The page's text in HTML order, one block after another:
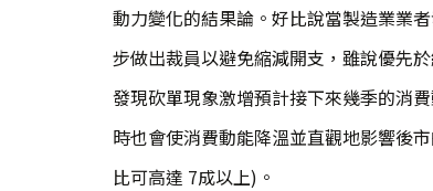
動力變化的結果論。好比說當製造業業
步做出裁員以避免縮減開支，雖說優先
發現砍單現象激增預計接下來幾季的消
時也會使消費動能降溫並直觀地影響後
比可高達 7成以上)。